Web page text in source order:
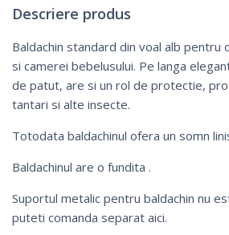
Descriere produs
Baldachin standard din voal alb pentru
si camerei bebelusului. Pe langa
de patut, are si un rol de protectie,
tantari si alte insecte.
Totodata baldachinul ofera un somn
Baldachinul are o fundita .
Suportul metalic pentru baldachin nu
puteti comanda separat aici.